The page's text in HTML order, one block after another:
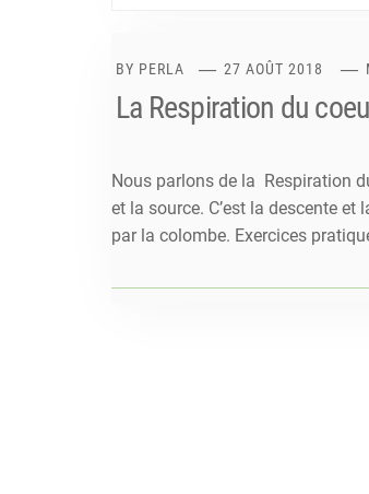
BY PERLA 27 AOÛT 2018
La Respiration du
Nous parlons de la Respiration
et la source. C’est la descente et
par la colombe. Exercices